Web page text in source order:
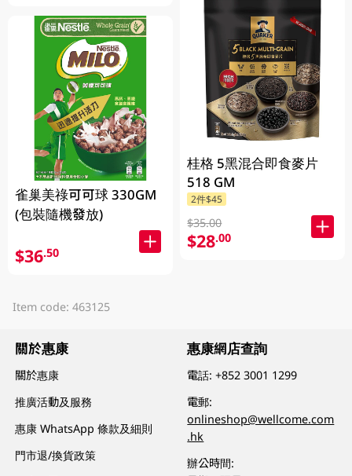
雀巢美祿可可球 330GM
(包裝隨機發放)
$36.50
桂格 5黑混合即食麥片
518 GM
2件$45
$35.00
$28.00
Item code: 463125
關於惠康
關於惠康
推廣活動及服務
惠康 WhatsApp 條款及細則
門市退/換貨政策
惠康網店查詢
電話:+852 3001 1299
電郵:
onlineshop@wellcome.com
.hk
辦公時間: